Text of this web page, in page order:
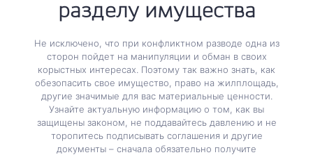
разделу имущества
Не исключено, что при конфликтном разводе одна из
сторон пойдет на манипуляции и обман в своих
корыстных интересах. Поэтому так важно знать, как
обезопасить свое имущество, право на жилплощадь,
другие значимые для вас материальные ценности.
Узнайте актуальную информацию о том, как вы
защищены законом, не поддавайтесь давлению и не
торопитесь подписывать соглашения и другие
документы – сначала обязательно получите